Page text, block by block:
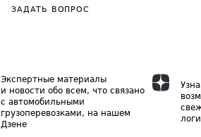
ЗАДАТЬ ВОПРОС
Экспертные материалы
и новости обо всем, что связано
с автомобильными
грузоперевозками, на нашем
Дзене